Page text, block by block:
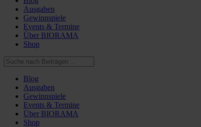
Ausgaben
Gewinnspiele
Events & Termine
Über BIORAMA
Shop
Blog
Ausgaben
Gewinnspiele
Events & Termine
Über BIORAMA
Shop